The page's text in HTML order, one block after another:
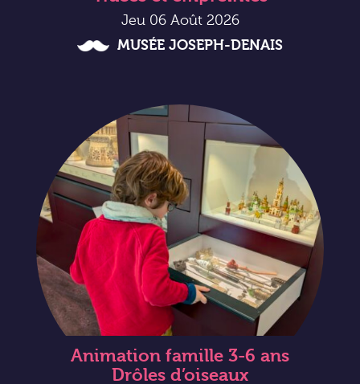
Jeu 06 Août 2026
MUSÉE JOSEPH-DENAIS
Animation famille 3-6 ans
Drôles d’oiseaux